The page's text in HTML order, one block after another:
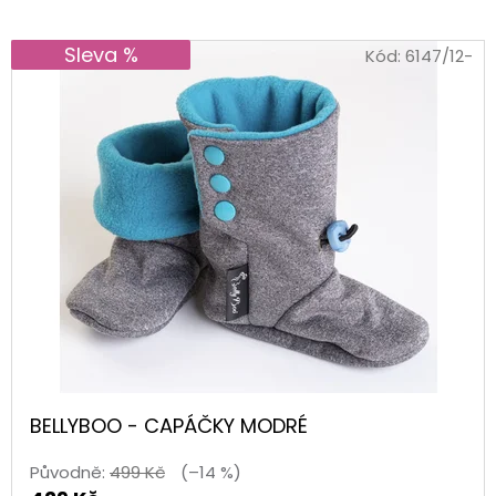
Sleva %
BELLYBOO - CAPÁČKY MODRÉ
Původně: 499 Kč (–14 %)
Kód: 6147/12-
35
Kč